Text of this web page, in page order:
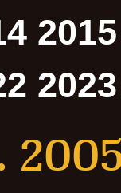
2015
2023